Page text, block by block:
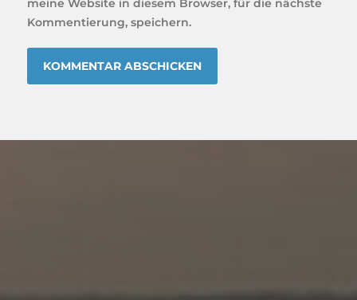
meine Website in diesem Browser, für die nächste
Kommentierung, speichern.